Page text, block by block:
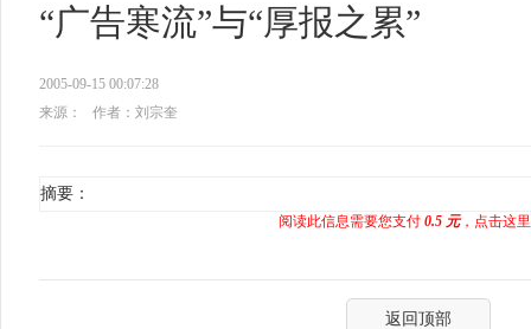
“广告寒流”与“厚报之累”
2005-09-15 00:07:28
来源：
作者：刘宗奎
摘要：
阅读此信息需要您支付 0.5 元，点击这
返回顶部